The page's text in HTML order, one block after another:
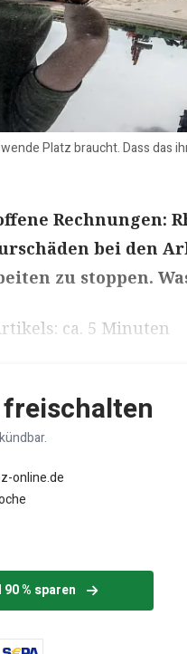
Platz braucht. Dass
Rechnungen:
bei den
zu stoppen.
ca. 5 Minuten
online.de
% sparen